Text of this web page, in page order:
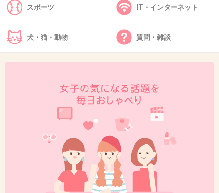
44. 匿名 2014/06/03(火) 17:05:56
に残ってた事件
+330 -1
幼くして被害にあった女の子が本当に可哀想。
でも、もう戻ってこないのなら
犯人が捕まえられるのがせめてもの鎮魂だよ
警察のみなさんはお疲れさまでした。
+264
スポーツ IT・インターネット
犬・猫・動物 質問・雑談